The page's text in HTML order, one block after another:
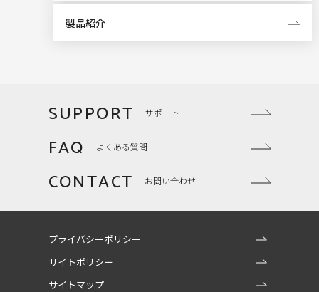
製品紹介
SUPPORT サポート
FAQ よくある質問
CONTACT お問い合わせ
プライバシーポリシー
サイトポリシー
サイトマップ